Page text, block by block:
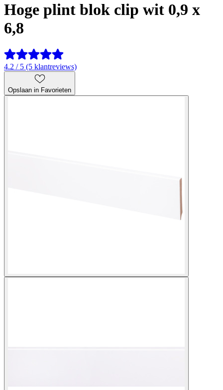
Hoge plint blok clip wit 0,9 x
6,8
4.2 / 5 (5 klantreviews)
Opslaan in Favorieten